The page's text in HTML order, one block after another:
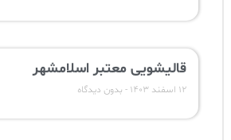
قالیشویی معتبر اسلامشهر
۱۲ اسفند ۱۴۰۳ بدون دیدگاه